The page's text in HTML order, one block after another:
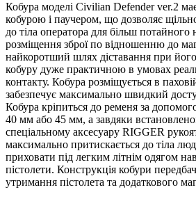
Кобура моделі Civilian Defender ver.2
кобурою і паучером, що дозволяє
до тіла оператора для більш потайного
розміщення зброї по відношенню до
найкоротший шлях діставання при його
кобуру дуже практичною в умовах
контакту. Кобура розміщується в
забезпечує максимально швидкий
Кобура кріпиться до ременя за
40 мм або 45 мм, а завдяки
спеціальному аксесуару RIGGER
максимально притискається до тіла
приховати під легким літнім одягом
пістолети. Конструкція кобури
утримання пістолета та додаткового